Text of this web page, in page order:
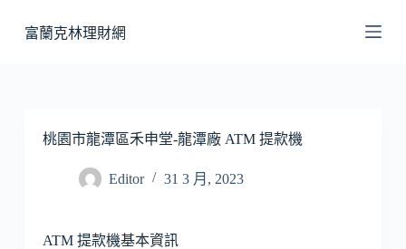
至
富蘭克林理財網
桃園市龍潭區禾申堂-龍潭廠 ATM 提款機
Editor 31 3 月, 2023
ATM 提款機基本資訊